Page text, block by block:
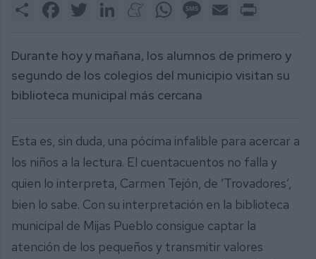
3
Share FacebookTwitter LinkedInMeneameWhatsAppMessage
Email
Durante hoy y mañana, los alumnos de primero y
segundo de los colegios del municipio visitan su
biblioteca municipal más cercana
Esta es, sin duda, una pócima infalible para acercar a
los niños a la lectura. El cuentacuentos no falla y
quien lo interpreta, Carmen Tejón, de ‘Trovadores’,
bien lo sabe. Con su interpretación en la biblioteca
municipal de Mijas Pueblo consigue captar la
atención de los pequeños y transmitir valores